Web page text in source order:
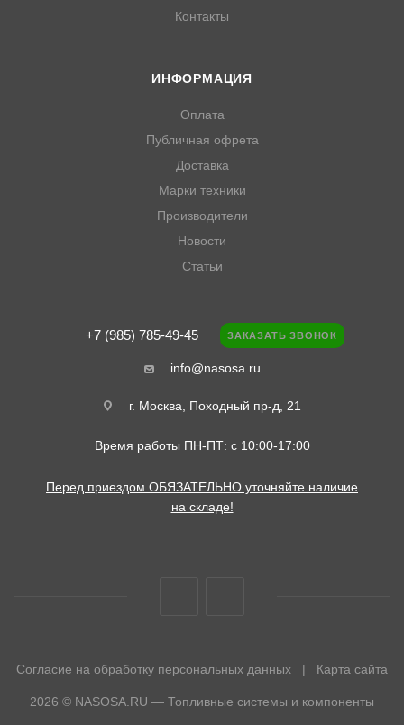
Контакты
ИНФОРМАЦИЯ
Оплата
Публичная офрета
Доставка
Марки техники
Производители
Новости
Статьи
+7 (985) 785-49-45 ЗАКАЗАТЬ ЗВОНОК
info@nasosa.ru
г. Москва, Походный пр-д, 21
Время работы ПН-ПТ: с 10:00-17:00
Перед приездом ОБЯЗАТЕЛЬНО уточняйте наличие
на складе!
Согласие на обработку персональных данных | Карта сайта
2026 © NASOSA.RU — Топливные системы и компоненты